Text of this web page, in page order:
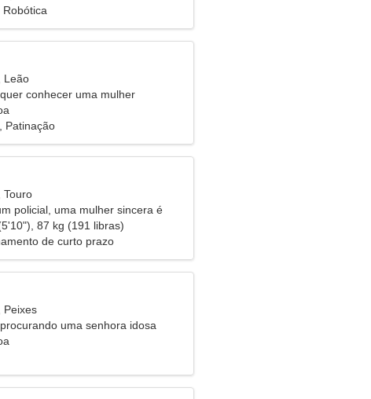
Leão
conhecer uma mulher
Patinação
Touro
policial, uma mulher sincera é
87 kg (191 libras)
de curto prazo
Peixes
uma senhora idosa